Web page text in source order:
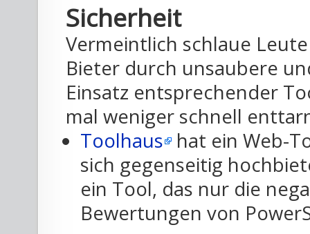
Sicherheit
Vermeintlich schlaue
Bieter durch unsaubere
Einsatz entsprechender
mal weniger schnell
Toolhaus hat ein Web-
sich gegenseitig
ein Tool, das nur die
Bewertungen von